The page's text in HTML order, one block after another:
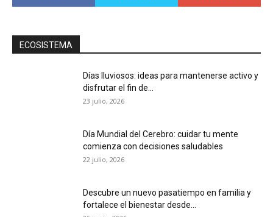
ECOSISTEMA
Días lluviosos: ideas para mantenerse activo y
disfrutar el fin de...
23 julio, 2026
Día Mundial del Cerebro: cuidar tu mente
comienza con decisiones saludables
22 julio, 2026
Descubre un nuevo pasatiempo en familia y
fortalece el bienestar desde...